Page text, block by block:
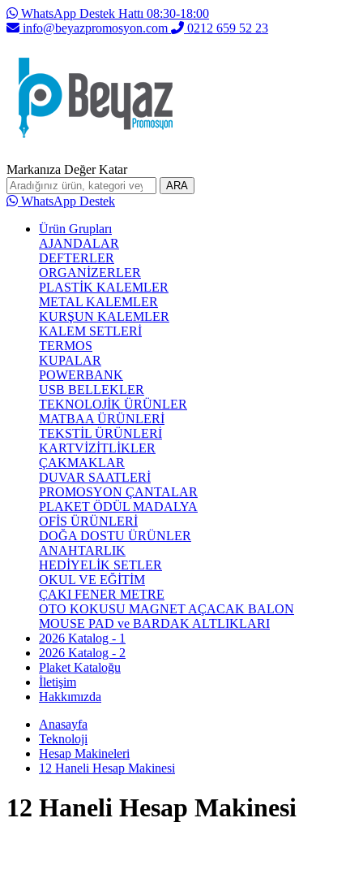
WhatsApp Destek Hattı 08:30-18:00
info@beyazpromosyon.com
0212 659 52 23
Markanıza Değer Katar
ARA
WhatsApp Destek
Ürün Grupları
AJANDALAR
DEFTERLER
ORGANİZERLER
PLASTİK KALEMLER
METAL KALEMLER
KURŞUN KALEMLER
KALEM SETLERİ
TERMOS
KUPALAR
POWERBANK
USB BELLEKLER
TEKNOLOJİK ÜRÜNLER
MATBAA ÜRÜNLERİ
TEKSTİL ÜRÜNLERİ
KARTVİZİTLİKLER
ÇAKMAKLAR
DUVAR SAATLERİ
PROMOSYON ÇANTALAR
PLAKET ÖDÜL MADALYA
OFİS ÜRÜNLERİ
DOĞA DOSTU ÜRÜNLER
ANAHTARLIK
HEDİYELİK SETLER
OKUL VE EĞİTİM
ÇAKI FENER METRE
OTO KOKUSU MAGNET AÇACAK BALON
MOUSE PAD ve BARDAK ALTLIKLARI
2026 Katalog - 1
2026 Katalog - 2
Plaket Kataloğu
İletişim
Hakkımızda
Anasayfa
Teknoloji
Hesap Makineleri
12 Haneli Hesap Makinesi
12 Haneli Hesap Makinesi